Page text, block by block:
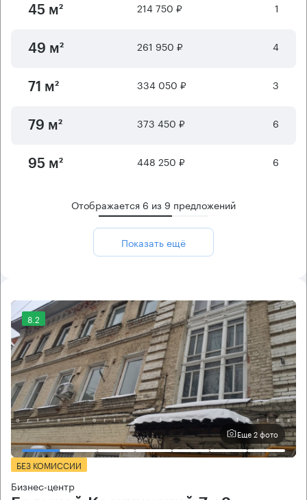
45 м² 214 750 ₽ 1
49 м² 261 950 ₽ 4
71 м² 334 050 ₽ 3
79 м² 373 450 ₽ 6
95 м² 448 250 ₽ 6
Отображается 6 из 9 предложений
Показать ещё
8.2
Еще 2 фото
БЕЗ КОМИССИИ
Бизнес-центр